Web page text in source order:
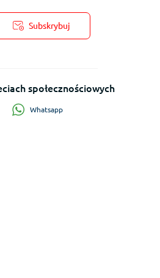
Subskrybuj
społecznościowych
Whatsapp